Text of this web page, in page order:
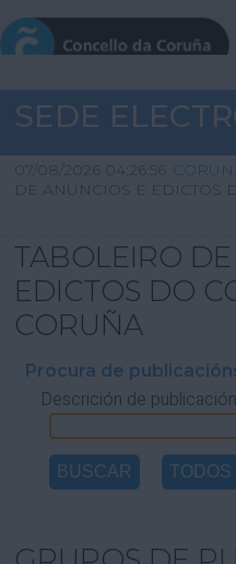
SEDE
07/08/2026 04:26:56
DE ANUNCIOS E EDICTOS
TABOLEIRO
EDICTOS DO
CORUÑA
Procura de
Descrición de publicación